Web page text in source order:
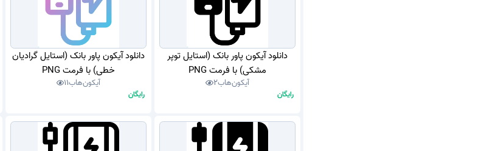
دانلود آیکون پاور بانک (استایل توپر
مشکی) با فرمت PNG
آیکون‌هاب2
رایگان
دانلود آیکون پاور بانک (استایل گرادیان
خطی) با فرمت PNG
آیکون‌هاب11
رایگان